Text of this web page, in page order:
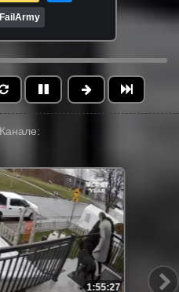
FailArmy
FHD